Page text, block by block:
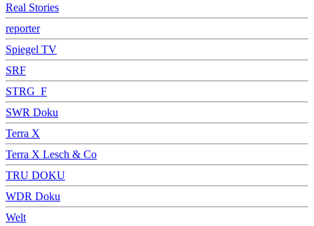
Real Stories
reporter
Spiegel TV
SRF
STRG_F
SWR Doku
Terra X
Terra X Lesch & Co
TRU DOKU
WDR Doku
Welt